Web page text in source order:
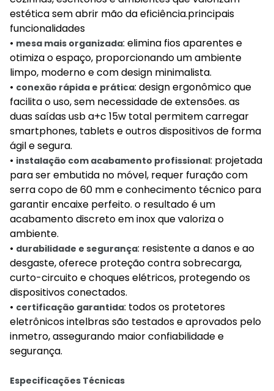
estética sem abrir mão da eficiência.principais
funcionalidades
• mesa mais organizada: elimina fios aparentes e
otimiza o espaço, proporcionando um ambiente
limpo, moderno e com design minimalista.
• conexão rápida e prática: design ergonômico que
facilita o uso, sem necessidade de extensões. as
duas saídas usb a+c 15w total permitem carregar
smartphones, tablets e outros dispositivos de forma
ágil e segura.
• instalação com acabamento profissional: projetada
para ser embutida no móvel, requer furação com
serra copo de 60 mm e conhecimento técnico para
garantir encaixe perfeito. o resultado é um
acabamento discreto em inox que valoriza o
ambiente.
• durabilidade e segurança: resistente a danos e ao
desgaste, oferece proteção contra sobrecarga,
curto-circuito e choques elétricos, protegendo os
dispositivos conectados.
• certificação garantida: todos os protetores
eletrônicos intelbras são testados e aprovados pelo
inmetro, assegurando maior confiabilidade e
segurança.
Especificações Técnicas